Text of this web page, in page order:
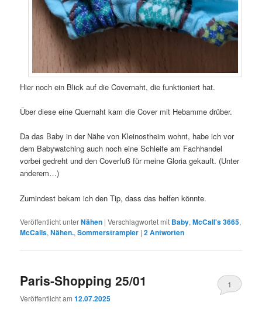
Hier noch ein Blick auf die Covernaht, die funktioniert hat.
Über diese eine Quernaht kam die Cover mit Hebamme drüber.
Da das Baby in der Nähe von Kleinostheim wohnt, habe ich vor
dem Babywatching auch noch eine Schleife am Fachhandel
vorbei gedreht und den Coverfuß für meine Gloria gekauft. (Unter
anderem…)
Zumindest bekam ich den Tip, dass das helfen könnte.
Veröffentlicht unterNähen |Verschlagwortet mit Baby,McCall's 3665,
McCalls,Nähen.,Sommerstrampler |2Antworten
Paris-Shopping 25/01
Veröffentlicht am12.07.2025
1